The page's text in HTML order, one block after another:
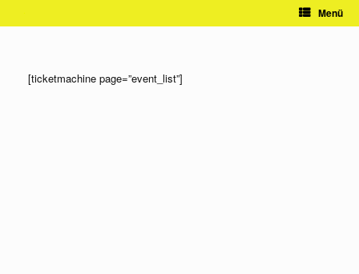
Menü
[ticketmachine page=”event_list”]